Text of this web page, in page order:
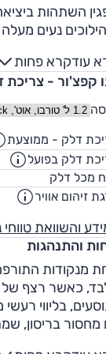
השתהות
נעים
ייחודית
עודקרא פחות
קפצ'ור - צריכת
דלק - ממוצעת
דלק בפועל
מכל דלק
זיהום אוויר
והשוואת
והתנהגות
כאשר רצף של
בליווי
מחסור בריסון,